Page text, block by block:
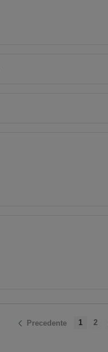
Precedente 1 2